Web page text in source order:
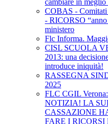
cambiare in meglio
COBAS -
- RICORSO “anno
ministero
Flc Informa.
CISL SCUOLA
2013: una
introduce iniquità!
RASSEGNA
2025
FLC CGIL
NOTIZIA! LA
CASSAZIONE
FARE I RICORSI